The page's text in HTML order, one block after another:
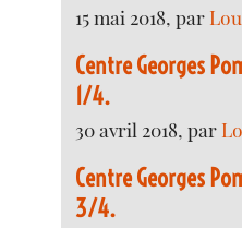
15 mai 2018, par
Centre Georges
1/4.
30 avril 2018, par
Centre Georges
3/4.